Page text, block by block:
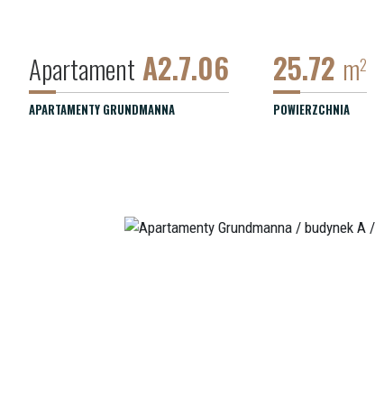
APARTAMENTY GRUNDMANNA
Apartament A2.7.06
POWIERZCHNIA
25.72 m2